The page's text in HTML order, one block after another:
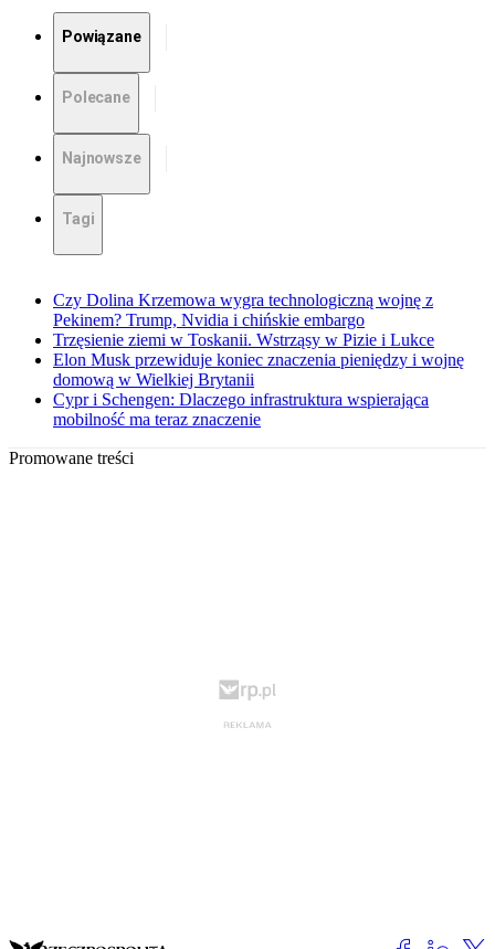
Powiązane
Polecane
Najnowsze
Tagi
Czy Dolina Krzemowa wygra technologiczną wojnę z
Pekinem? Trump, Nvidia i chińskie embargo
Trzęsienie ziemi w Toskanii. Wstrząsy w Pizie i Lukce
Elon Musk przewiduje koniec znaczenia pieniędzy i wojnę
domową w Wielkiej Brytanii
Cypr i Schengen: Dlaczego infrastruktura wspierająca
mobilność ma teraz znaczenie
Promowane treści